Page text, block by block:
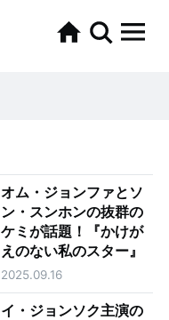
オム・ジョンファとソ
ン・スンホンの抜群の
ケミが話題！『かけが
えのない私のスター』
2025.09.16
イ・ジョンソク主演の